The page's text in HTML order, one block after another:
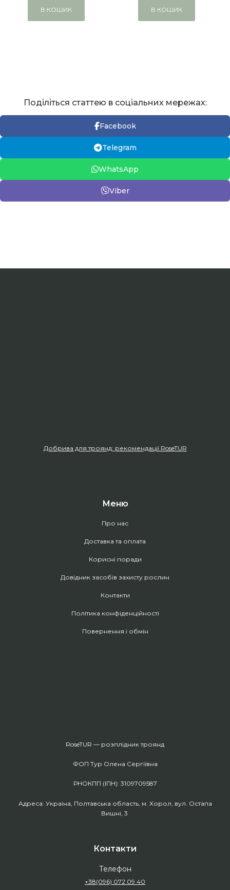
В КОШИК В КОШИК
Поділіться статтею в соціальних мережах:
Facebook
Telegram
WhatsApp
Viber
Добрива для троянд: рекомендації RoseTUR
Меню
Про нас
Доставка та оплата
Корисні поради
Довідник засобів захисту рослин
Контакти
Політика конфіденційності
Повернення і обмін
RoseTUR — розплідник троянд
ФОП Тур Олена Сергіївна
РНОКПП (ІПН): 3109709587
Адреса: Україна, Полтавська область, м. Хорол, вул. Остапа
Вишні, 3
Контакти
Телефон
+38(096) 072 09 40